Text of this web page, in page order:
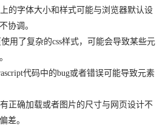
的字体大小和样式可能与浏览器默认设
协调。
用了复杂的css样式，可能会导致某些元
代码中的bug或者错误可能导致元素
正确加载或者图片的尺寸与网页设计不
差。